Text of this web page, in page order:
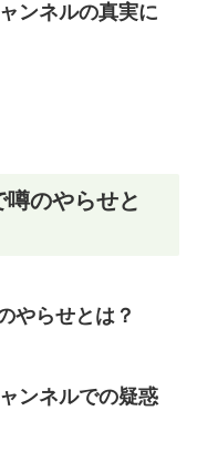
ンネルの真実に
のやらせと
やらせとは？
ンネルでの疑惑